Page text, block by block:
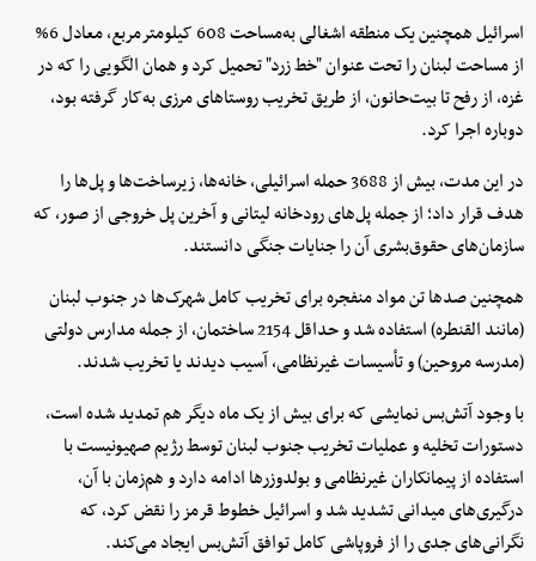
اسرائیل همچنین یک منطقه اشغالی به‌مساحت 608 کیلومترمربع، معادل 6%
از مساحت لبنان را تحت عنوان "خط زرد" تحمیل کرد و همان الگویی را که در
غزه، از رفح تا بیت‌حانون، از طریق تخریب روستاهای مرزی به‌کار گرفته بود،
دوباره اجرا کرد.
در این مدت، بیش از 3688 حمله اسرائیلی، خانه‌ها، زیرساخت‌ها و پل‌ها را
هدف قرار داد؛ از جمله پل‌های رودخانه لیتانی و آخرین پل خروجی از صور، که
سازمان‌های حقوق‌بشری آن را جنایات جنگی دانستند.
همچنین صدها تن مواد منفجره برای تخریب کامل شهرک‌ها در جنوب لبنان
(مانند القنطره) استفاده شد و حداقل 2154 ساختمان، از جمله مدارس دولتی
(مدرسه مروحین) و تأسیسات غیرنظامی، آسیب دیدند یا تخریب شدند.
با وجود آتش‌بس نمایشی که برای بیش از یک ماه دیگر هم تمدید شده است،
دستورات تخلیه و عملیات تخریب جنوب لبنان توسط رژیم صهیونیست با
استفاده از پیمانکاران غیرنظامی و بولدوزرها ادامه دارد و هم‌زمان با آن،
درگیری‌های میدانی تشدید شد و اسرائیل خطوط قرمز را نقض کرد، که
نگرانی‌های جدی را از فروپاشی کامل توافق آتش‌بس ایجاد می‌کند.